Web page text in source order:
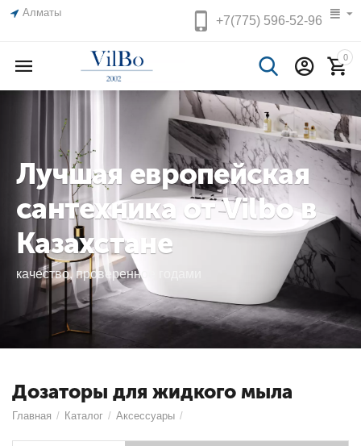
Алматы
+7(775)596-52-96
0
Лучшая европейская
сантехника от Vilbo в
Казахстане
качество, проверенное годами
Дозаторы для жидкого мыла
Главная / Каталог / Аксессуары /